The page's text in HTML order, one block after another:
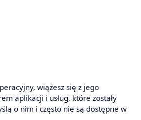
wiążesz się z jego
aplikacji i usług, które zostały
o nim i często nie są dostępne w